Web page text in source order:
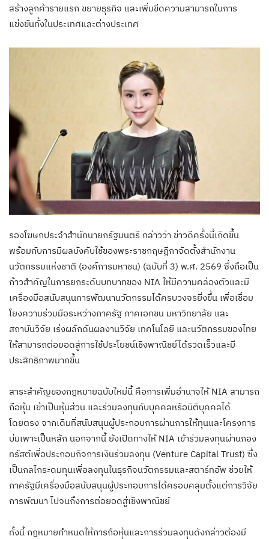
สร้างลูกค้ารายแรก ขยายธุรกิจ และเพิ่มขีดความสามารถในการ
แข่งขันทั้งในประเทศและต่างประเทศ
รองโฆษกประจำสำนักนายกรัฐมนตรี กล่าวว่า ข่าวดีครั้งนี้เกิดขึ้น
พร้อมกับการมีผลบังคับใช้ของพระราชกฤษฎีกาจัดตั้งสำนักงาน
นวัตกรรมแห่งชาติ (องค์การมหาชน) (ฉบับที่ 3) พ.ศ. 2569 ซึ่งถือเป็น
ก้าวสำคัญในการยกระดับบทบาทของ NIA ให้มีความคล่องตัวและมี
เครื่องมือสนับสนุนการพัฒนานวัตกรรมได้ครบวงจรยิ่งขึ้น เพื่อเชื่อม
โยงความร่วมมือระหว่างภาครัฐ ภาคเอกชน มหาวิทยาลัย และ
สถาบันวิจัย เร่งผลักดันผลงานวิจัย เทคโนโลยี และนวัตกรรมของไทย
ให้สามารถต่อยอดสู่การใช้ประโยชน์เชิงพาณิชย์ได้รวดเร็วและมี
ประสิทธิภาพมากขึ้น
สาระสำคัญของกฎหมายฉบับใหม่นี้ คือการเพิ่มอำนาจให้ NIA สามารถ
ถือหุ้น เข้าเป็นหุ้นส่วน และร่วมลงทุนกับบุคคลหรือนิติบุคคลได้
โดยตรง จากเดิมที่สนับสนุนผู้ประกอบการผ่านการให้ทุนและโครงการ
บ่มเพาะเป็นหลัก นอกจากนี้ ยังเปิดทางให้ NIA เข้าร่วมลงทุนผ่านกอง
ทรัสต์เพื่อประกอบกิจการเงินร่วมลงทุน (Venture Capital Trust) ซึ่ง
เป็นกลไกระดมทุนเพื่อลงทุนในธุรกิจนวัตกรรมและสตาร์ทอัพ ช่วยให้
ภาครัฐมีเครื่องมือสนับสนุนผู้ประกอบการได้ครอบคลุมตั้งแต่การวิจัย
การพัฒนา ไปจนถึงการต่อยอดสู่เชิงพาณิชย์
ทั้งนี้ กฎหมายกำหนดให้การถือหุ้นและการร่วมลงทุนดังกล่าวต้องมี